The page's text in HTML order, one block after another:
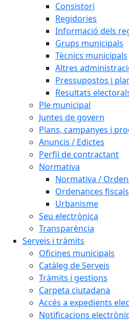
Consistori
Regidories
Informació dels
Grups municipals
Tècnics municipals
Altres
Pressupostos i
Resultats
Ple municipal
Juntes de govern
Plans, campanyes i
Anuncis / Edictes
Perfil de contractant
Normativa
Normativa /
Ordenances fiscals
Urbanisme
Seu electrònica
Transparència
Serveis i tràmits
Oficines municipals
Catàleg de Serveis
Tràmits i gestions
Carpeta ciutadana
Accés a expedients
Notificacions